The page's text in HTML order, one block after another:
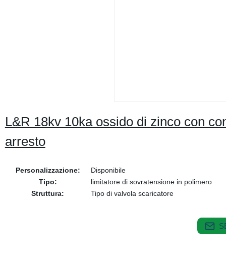
L&R 18kv 10ka ossido di zinco con
arresto
Personalizzazione:
Disponibile
Tipo:
limitatore di sovratensione in polimero
Struttura:
Tipo di valvola scaricatore